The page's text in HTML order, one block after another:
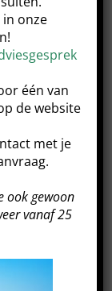
in onze
één van
de website
met je
ook gewoon
vanaf 25